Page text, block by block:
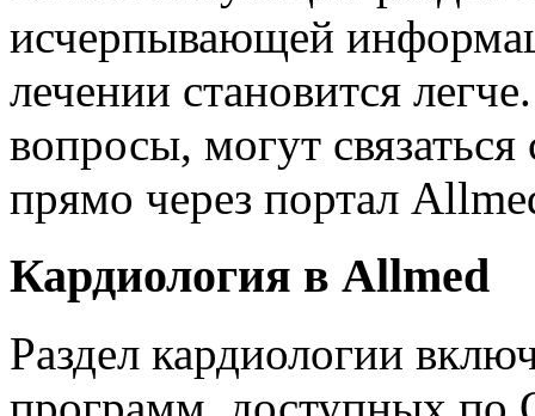
исчерпывающей
лечении становится
вопросы, могут
прямо через портал
Кардиология в Allmed
Раздел кардиологии